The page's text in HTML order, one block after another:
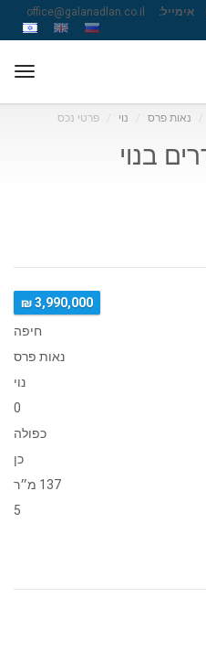
אימייל:
office@galanadlan.co.il
נאות פרס נוי פרטי נכס
3,990,000 ₪
חיפה
נאות פרס
נוי
0
כפולה
כן
137 מ״ר
5